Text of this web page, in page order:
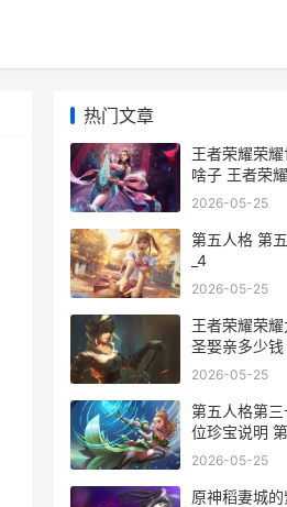
热门文章
王者荣耀荣
啥子 王者荣
2026-05-25
第五人格 第
_4
2026-05-25
王者荣耀荣
圣娶亲多少
2026-05-25
第五人格第
位珍宝说明
十八赛季什么
2026-05-25
原神稻妻城